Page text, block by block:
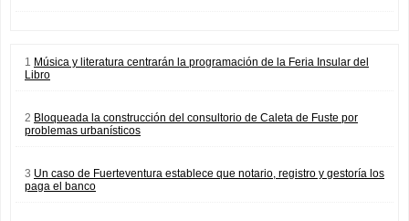
1 Música y literatura centrarán la programación de la Feria Insular del
Libro
2 Bloqueada la construcción del consultorio de Caleta de Fuste por
problemas urbanísticos
3 Un caso de Fuerteventura establece que notario, registro y gestoría los
paga el banco